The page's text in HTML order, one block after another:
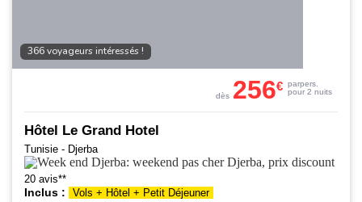
366 voyageurs intéressés !
Hôtel Le Grand Hotel
Tunisie - Djerba
20 avis**
Inclus : Vols + Hôtel + Petit Déjeuner
dès 256€ parpers.
pour 2 nuits